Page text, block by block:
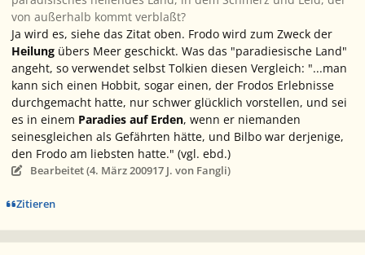
von außerhalb kommt verblaßt?
Ja wird es, siehe das Zitat oben. Frodo wird zum Zweck der
Heilung übers Meer geschickt. Was das "paradiesische Land"
angeht, so verwendet selbst Tolkien diesen Vergleich: "...man
kann sich einen Hobbit, sogar einen, der Frodos Erlebnisse
durchgemacht hatte, nur schwer glücklich vorstellen, und sei
es in einem Paradies auf Erden, wenn er niemanden
seinesgleichen als Gefährten hätte, und Bilbo war derjenige,
den Frodo am liebsten hatte." (vgl. ebd.)
Bearbeitet (4. März 200917 J. von Fangli)
Zitieren